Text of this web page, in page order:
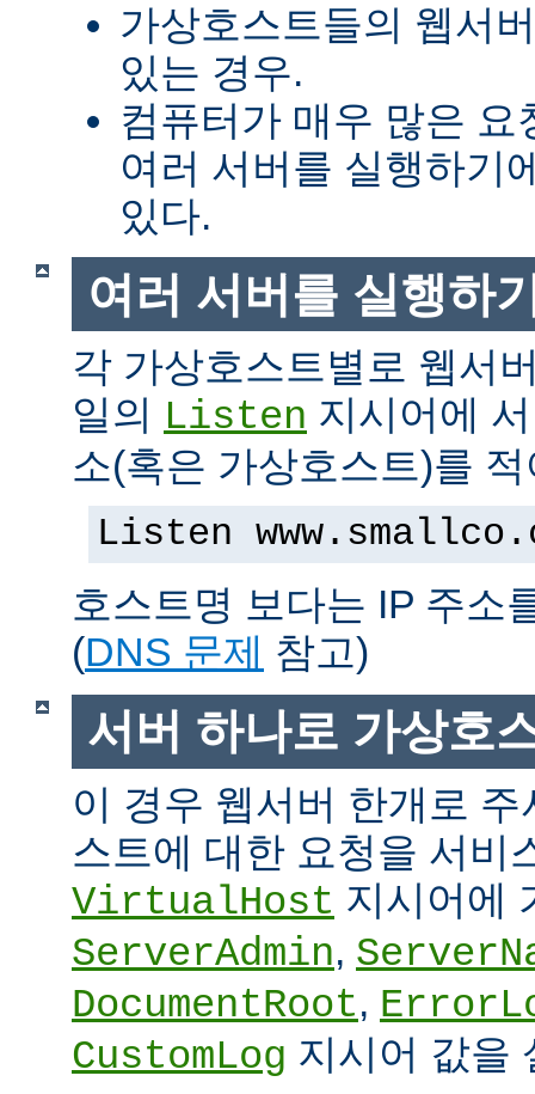
가상호스트들의 웹서
있는 경우.
컴퓨터가 매우 많은
여러 서버를 실행하기
있다.
여러 서버를 실행하
각 가상호스트별로 웹서
일의 Listen 지시어에
소(혹은 가상호스트)를
Listen
호스트명 보다는 IP 주소
(DNS 문제 참고)
서버 하나로 가상호
이 경우 웹서버 한개로
스트에 대한 요청을 서비
VirtualHost 지시어에
ServerAdmin,
DocumentRoot,
CustomLog 지시어 값을